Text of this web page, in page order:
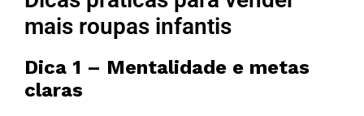
mais roupas infantis
Dica 1 – Mentalidade e metas
claras